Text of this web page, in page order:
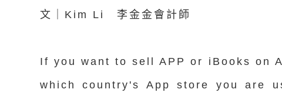
文｜ Kim Li 李金金會計師
If you want to sell APP or iBooks on
which country's App store you are